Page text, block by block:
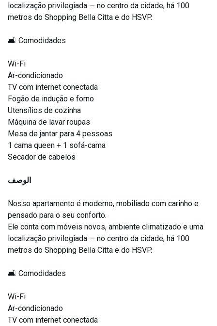
localização privilegiada — no centro da cidade, há 100
metros do Shopping Bella Citta e do HSVP.
🛋️ Comodidades
Wi-Fi
Ar-condicionado
TV com internet conectada
Fogão de indução e forno
Utensílios de cozinha
Máquina de lavar roupas
Mesa de jantar para 4 pessoas
1 cama queen + 1 sofá-cama
Secador de cabelos
الوصف
Nosso apartamento é moderno, mobiliado com carinho e
pensado para o seu conforto.
Ele conta com móveis novos, ambiente climatizado e uma
localização privilegiada — no centro da cidade, há 100
metros do Shopping Bella Citta e do HSVP.
🛋️ Comodidades
Wi-Fi
Ar-condicionado
TV com internet conectada